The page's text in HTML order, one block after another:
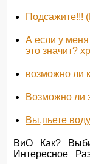
Подсажите!!!
А если у меня
это значит?
возможно ли
Возможно ли
Вы,пьете
ВиО Как?
Интересное